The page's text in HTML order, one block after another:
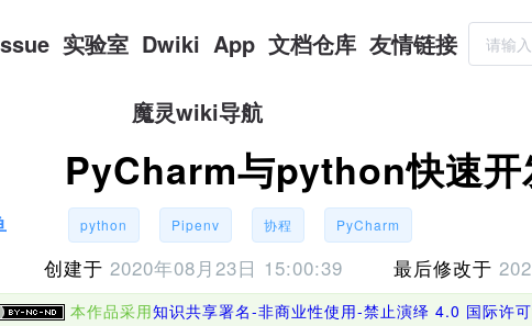
实验室 Dwiki App 文档仓库 友情链接
魔灵wiki导航
PyCharm与python快速开
python Pipenv 协程 PyCharm
创建于 2020年08月23日 15:00:39 最后修改于
本作品采用知识共享署名-非商业性使用-禁止演绎 4.0 国际许